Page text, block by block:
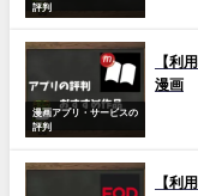
評判
漫画アプリ・サービスの
評判
【利
漫画
【利